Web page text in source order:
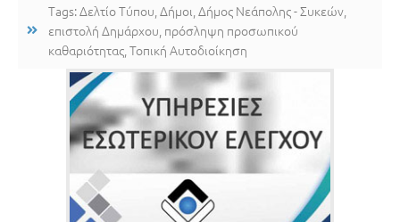
Tags:Δελτίο Τύπου Δήμοι Δήμος Νεάπολης - Συκεών
επιστολή Δημάρχου πρόσληψη προσωπικού
καθαριότητας Τοπική Αυτοδιοίκηση